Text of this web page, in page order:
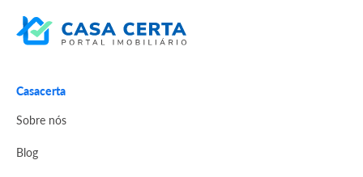
Casacerta
Sobre nós
Blog